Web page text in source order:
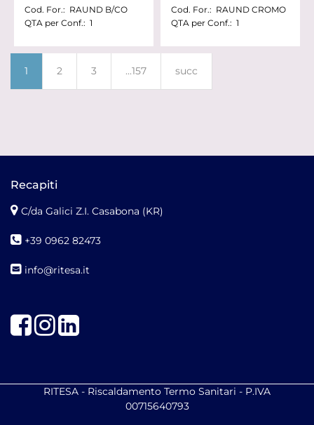
Cod. For.: RAUND B/CO
QTA per Conf.: 1
Cod. For.: RAUND CROMO
QTA per Conf.: 1
1 2 3 ...157 succ
Recapiti
C/da Galici Z.I. Casabona (KR)
+39 0962 82473
info@ritesa.it
FacebookInstagram
LinkedIn
RITESA - Riscaldamento Termo Sanitari - P.IVA
00715640793